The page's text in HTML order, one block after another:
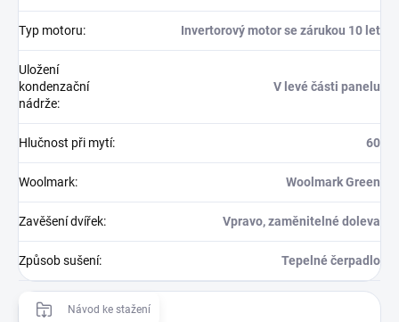
Typ motoru: Invertorový motor se zárukou 10 let
Uložení
kondenzační
nádrže:
V levé části panelu
Hlučnost při mytí: 60
Woolmark: Woolmark Green
Zavěšení dvířek: Vpravo, zaměnitelné doleva
Způsob sušení: Tepelné čerpadlo
Návod ke stažení